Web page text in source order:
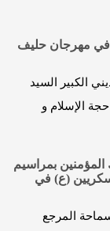
في مهرجان حليف
الكبير السيد
الإسلام و
بمراسيم
(ع) في
المرجع